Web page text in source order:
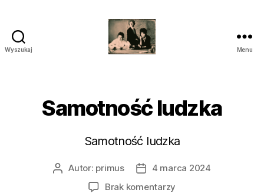
Wyszukaj
śródmieście
piaseczno
Menu
Samotność ludzka
Samotność ludzka
AutorAutor: primus
Data
wpisu
4 marca 2024
Brak komentarzy